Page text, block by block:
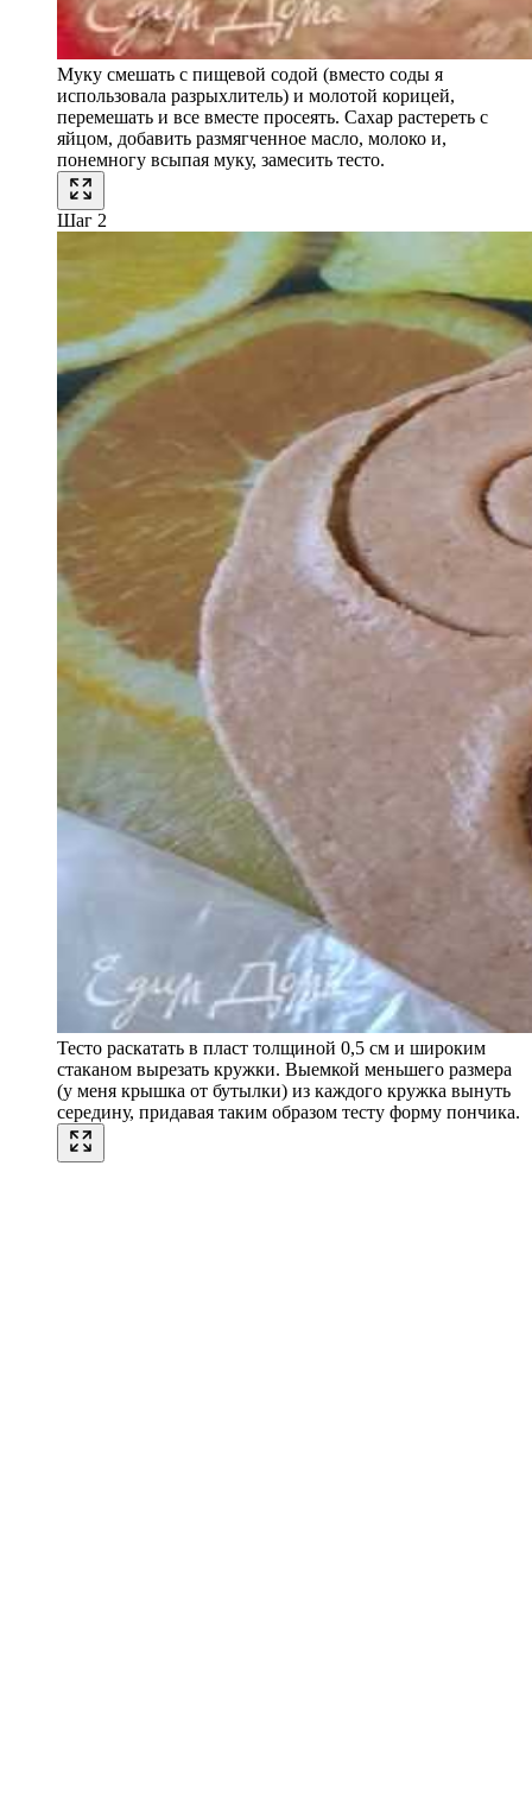
Муку смешать с пищевой содой (вместо соды я
использовала разрыхлитель) и молотой корицей,
перемешать и все вместе просеять. Сахар растереть с
яйцом, добавить размягченное масло, молоко и,
понемногу всыпая муку, замесить тесто.
Шаг 2
Тесто раскатать в пласт толщиной 0,5 см и широким
стаканом вырезать кружки. Выемкой меньшего размера
(у меня крышка от бутылки) из каждого кружка вынуть
середину, придавая таким образом тесту форму пончика.